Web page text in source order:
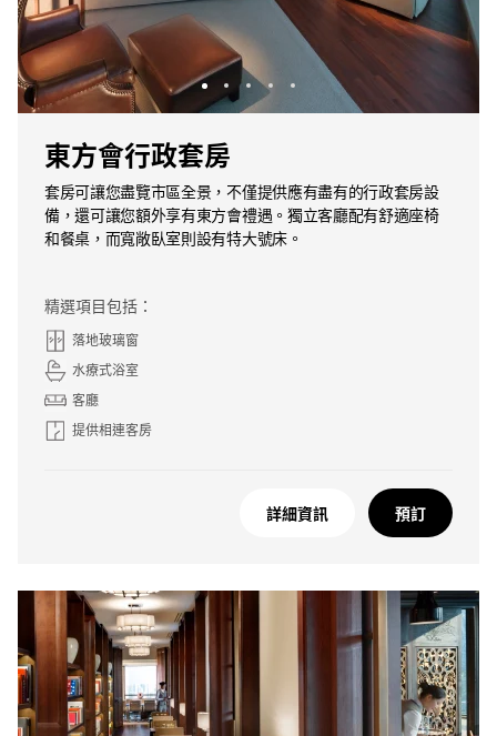
東方會行政套房
套房可讓您盡覽市區全景，不僅提供應有盡有的行政套房設
備，還可讓您額外享有東方會禮遇。獨立客廳配有舒適座椅
和餐桌，而寬敞臥室則設有特大號床。
精選項目包括：
落地玻璃窗
水療式浴室
客廳
提供相連客房
詳細資訊 預訂